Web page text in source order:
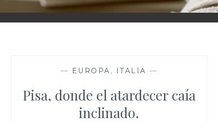
— EUROPA , ITALIA —
Pisa, donde el atardecer caía
inclinado.